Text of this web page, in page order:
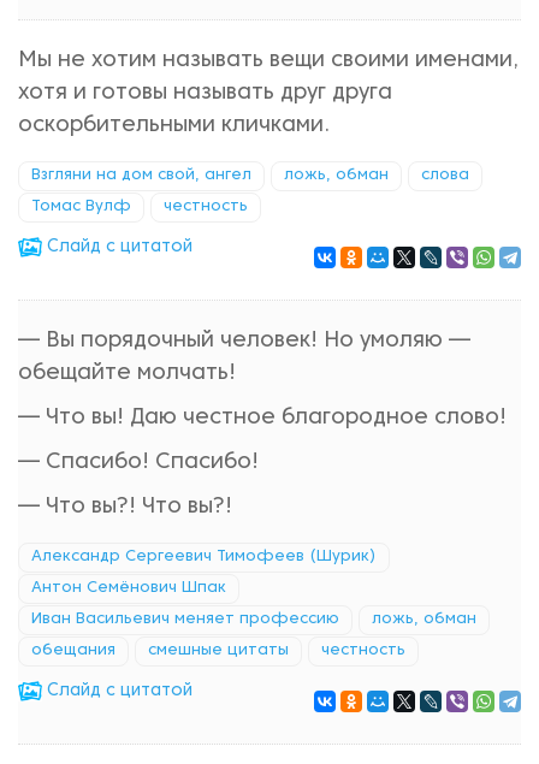
Мы не хотим называть вещи своими именами,
хотя и готовы называть друг друга
оскорбительными кличками.
Взгляни на дом свой, ангел ложь, обман слова
Томас Вулф честность
Cлайд с цитатой
— Вы порядочный человек! Но умоляю —
обещайте молчать!
— Что вы! Даю честное благородное слово!
— Спасибо! Спасибо!
— Что вы?! Что вы?!
Александр Сергеевич Тимофеев (Шурик)
Антон Семёнович Шпак
Иван Васильевич меняет профессию ложь, обман
обещания смешные цитаты честность
Cлайд с цитатой